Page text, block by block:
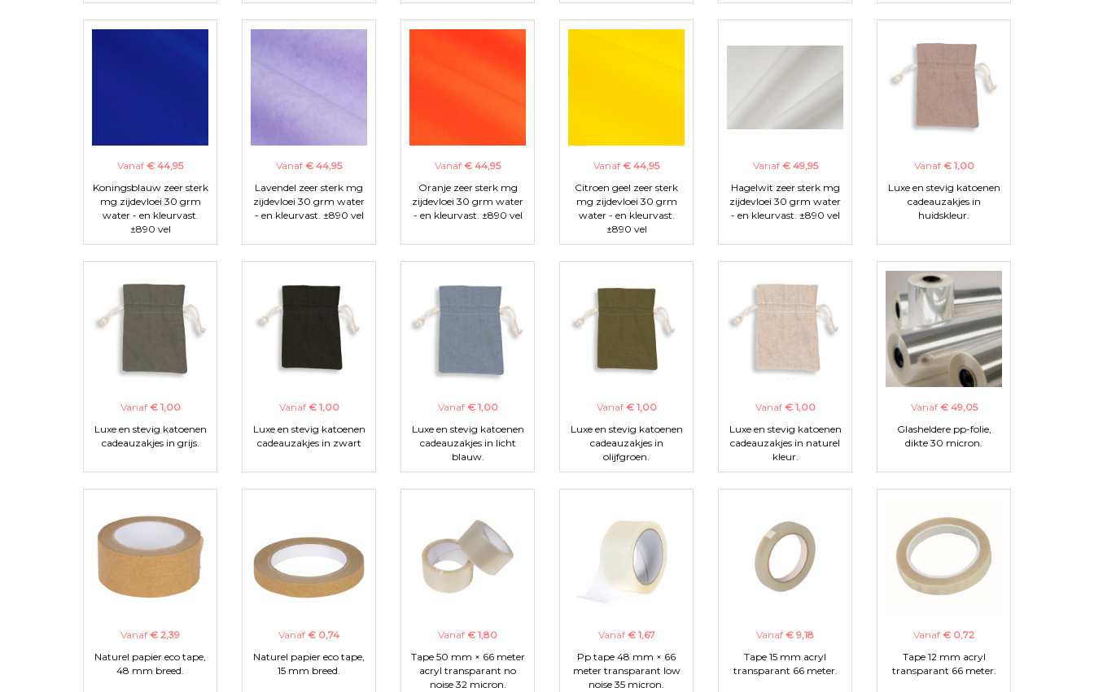
Vanaf € 44,95
Koningsblauw zeer sterk
mg zijdevloei 30 grm
water - en kleurvast.
±890 vel
Vanaf € 44,95
Lavendel zeer sterk mg
zijdevloei 30 grm water
- en kleurvast. ±890 vel
Vanaf € 44,95
Oranje zeer sterk mg
zijdevloei 30 grm water
- en kleurvast. ±890 vel
Vanaf € 44,95
Citroen geel zeer sterk
mg zijdevloei 30 grm
water - en kleurvast.
±890 vel
Vanaf € 49,95
Hagelwit zeer sterk mg
zijdevloei 30 grm water
- en kleurvast. ±890 vel
Vanaf € 1,00
Luxe en stevig katoenen
cadeauzakjes in
huidskleur.
Vanaf € 1,00
Luxe en stevig katoenen
cadeauzakjes in grijs.
Vanaf € 1,00
Luxe en stevig katoenen
cadeauzakjes in zwart
Vanaf € 1,00
Luxe en stevig katoenen
cadeauzakjes in licht
blauw.
Vanaf € 1,00
Luxe en stevig katoenen
cadeauzakjes in
olijfgroen.
Vanaf € 1,00
Luxe en stevig katoenen
cadeauzakjes in naturel
kleur.
Vanaf € 49,05
Glasheldere pp-folie,
dikte 30 micron.
Vanaf € 2,39
Naturel papier eco tape,
48 mm breed.
Vanaf € 0,74
Naturel papier eco tape,
15 mm breed.
Vanaf € 1,80
Tape 50 mm × 66 meter
acryl transparant no
noise 32 micron.
Vanaf € 1,67
Pp tape 48 mm × 66
meter transparant low
noise 35 micron.
Vanaf € 9,18
Tape 15 mm acryl
transparant 66 meter.
Vanaf € 0,72
Tape 12 mm acryl
transparant 66 meter.